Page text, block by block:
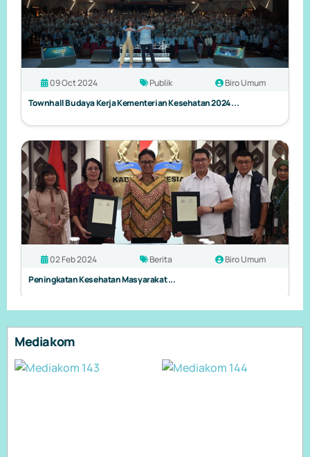
09 Oct 2024 Publik
Biro Umum
Townhall Budaya Kerja Kementerian Kesehatan 2024 ...
02 Feb 2024 Berita
Biro Umum
Peningkatan Kesehatan Masyarakat ...
07 Feb 2024
Joint Work Plan WHO Biennium 2024-2025 ...
Mediakom